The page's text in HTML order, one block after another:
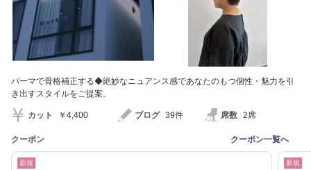
パーマで骨格補正する◆絶妙なニュアンス感であなたのもつ個性・魅力を引
き出すスタイルをご提案。
カット ￥4,400 ブログ 39件 席数 2席
クーポン クーポン一覧へ
新規 新規